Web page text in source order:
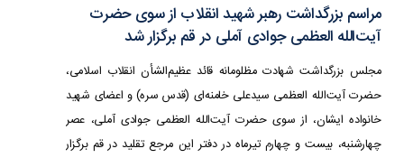
مراسم بزرگداشت رهبر شهید انقلاب از سوی حضرت
آیت‌الله العظمی جوادی آملی در قم برگزار شد
مجلس بزرگداشت شهادت مظلومانه قائد عظیم‌الشأن انقلاب اسلامی،
حضرت آیت‌الله العظمی سیدعلی خامنه‌ای (قدس سره) و اعضای شهید
خانواده ایشان، از سوی حضرت آیت‌الله العظمی جوادی آملی، عصر
چهارشنبه‌، بیست و چهارم تیرماه در دفتر این مرجع تقلید در قم برگزار